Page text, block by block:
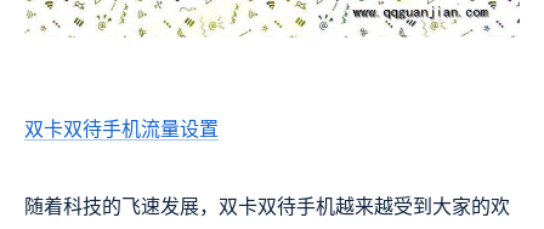
双卡双待手机流量设置
随着科技的飞速发展，双卡双待手机越来越受到大家的欢